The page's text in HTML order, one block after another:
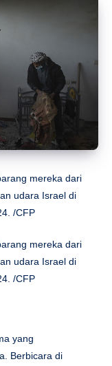
mereka dari
udara Israel di
/CFP
mereka dari
udara Israel di
/CFP
yang
Berbicara di